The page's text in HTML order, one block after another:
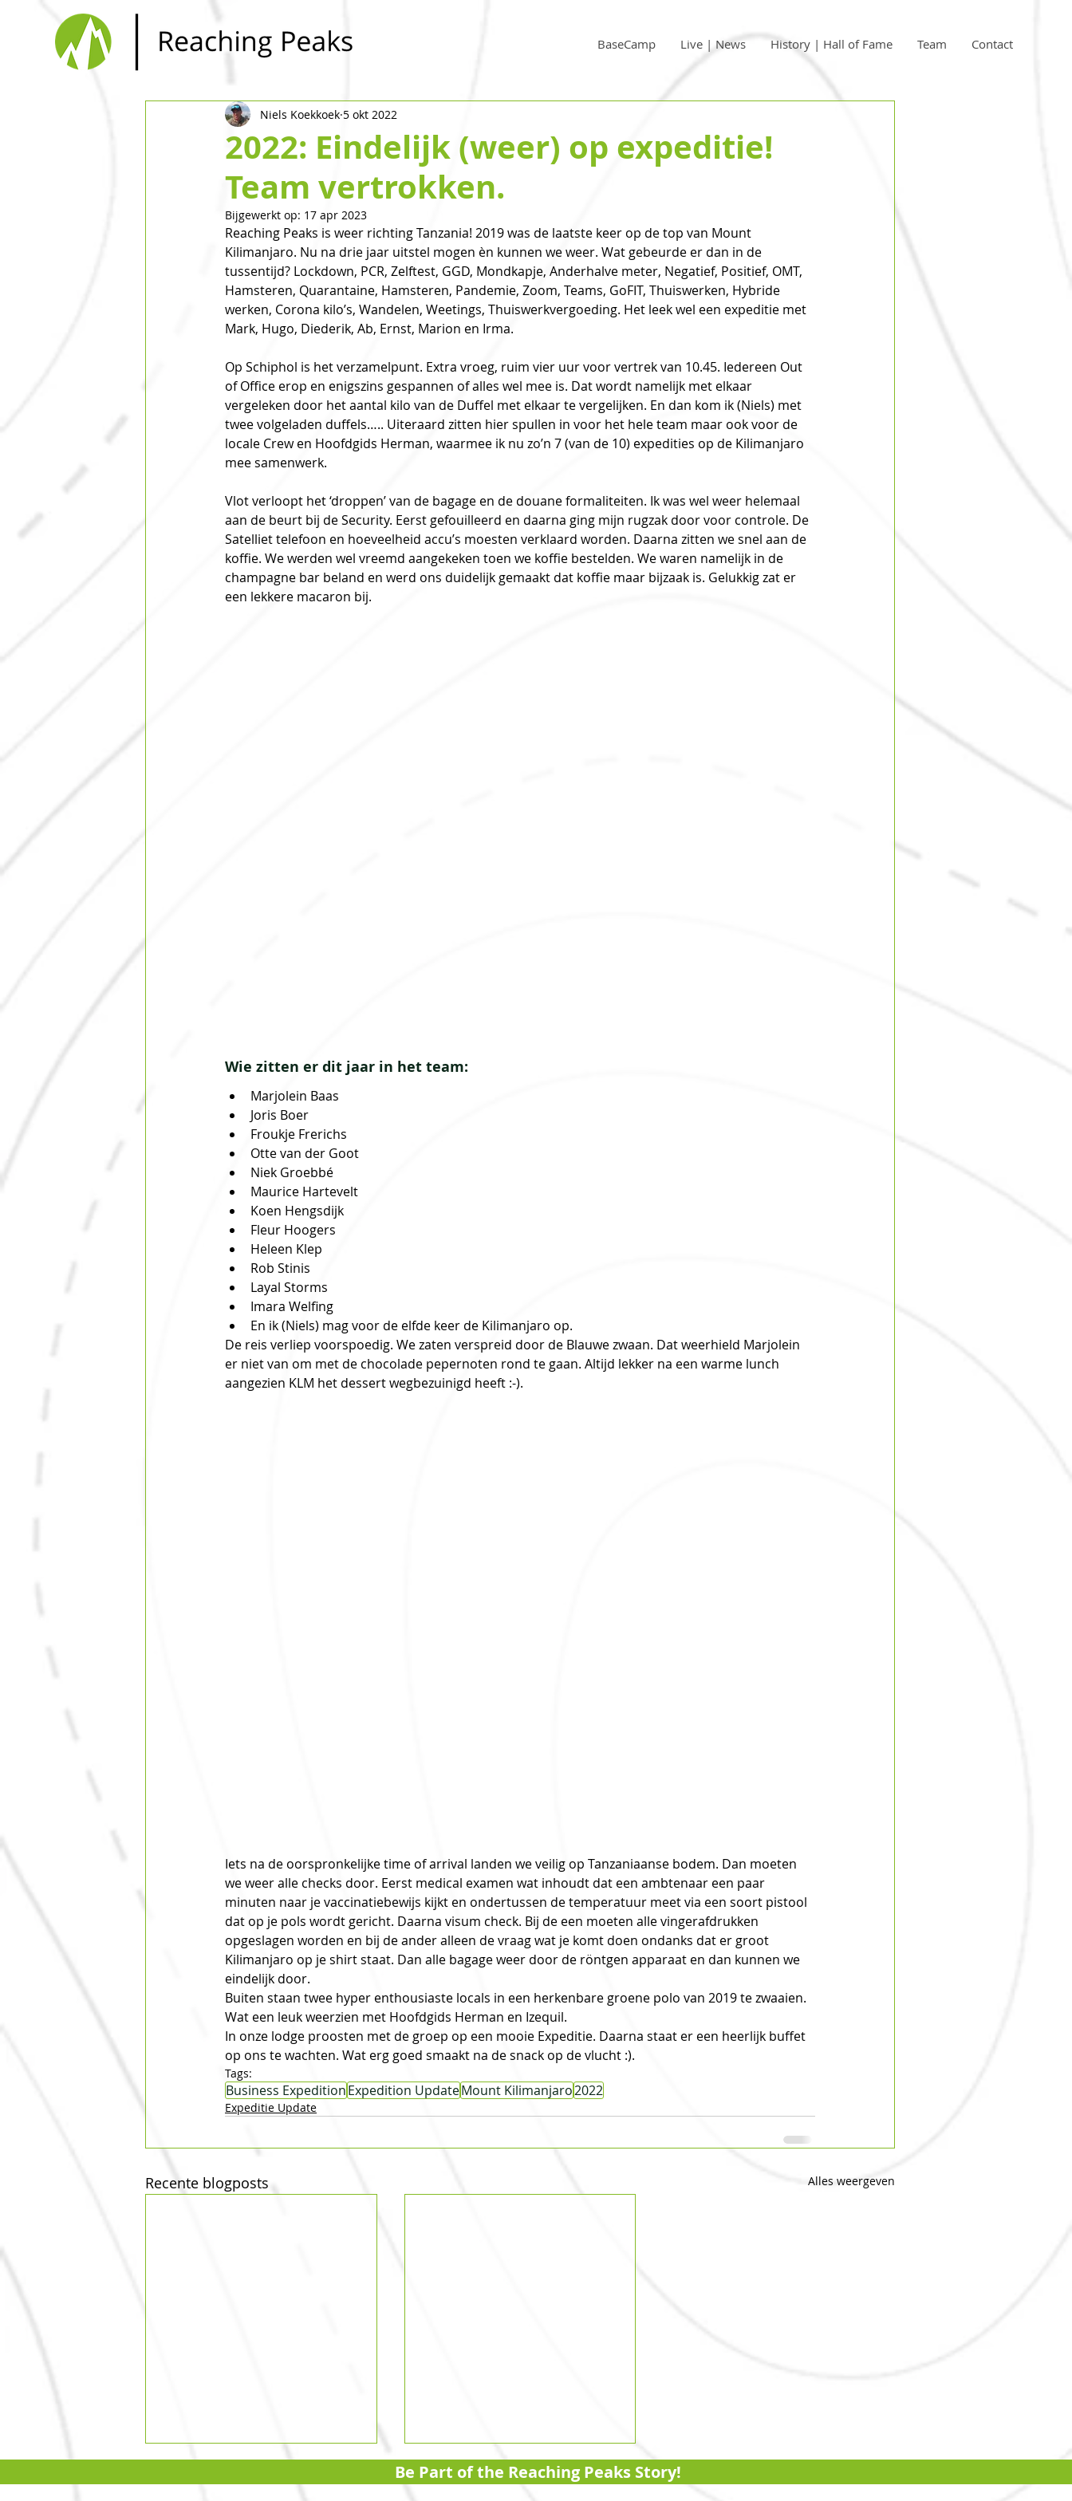
BaseCamp Live | News History | Hall of Fame Team Contact
2022: Eindelijk (weer) op expeditie!
Team vertrokken.
Niels Koekkoek 5 okt 2022
Bijgewerkt op: 17 apr 2023
Reaching Peaks is weer richting Tanzania! 2019 was de laatste keer op de top van Mount
Kilimanjaro. Nu na drie jaar uitstel mogen èn kunnen we weer. Wat gebeurde er dan in de
tussentijd? Lockdown, PCR, Zelftest, GGD, Mondkapje, Anderhalve meter, Negatief, Positief, OMT,
Hamsteren, Quarantaine, Hamsteren, Pandemie, Zoom, Teams, GoFIT, Thuiswerken, Hybride
werken, Corona kilo’s, Wandelen, Weetings, Thuiswerkvergoeding. Het leek wel een expeditie met
Mark, Hugo, Diederik, Ab, Ernst, Marion en Irma.
Op Schiphol is het verzamelpunt. Extra vroeg, ruim vier uur voor vertrek van 10.45. Iedereen Out
of Office erop en enigszins gespannen of alles wel mee is. Dat wordt namelijk met elkaar
vergeleken door het aantal kilo van de Duffel met elkaar te vergelijken. En dan kom ik (Niels) met
twee volgeladen duffels….. Uiteraard zitten hier spullen in voor het hele team maar ook voor de
locale Crew en Hoofdgids Herman, waarmee ik nu zo’n 7 (van de 10) expedities op de Kilimanjaro
mee samenwerk.
Vlot verloopt het ‘droppen’ van de bagage en de douane formaliteiten. Ik was wel weer helemaal
aan de beurt bij de Security. Eerst gefouilleerd en daarna ging mijn rugzak door voor controle. De
Satelliet telefoon en hoeveelheid accu’s moesten verklaard worden. Daarna zitten we snel aan de
koffie. We werden wel vreemd aangekeken toen we koffie bestelden. We waren namelijk in de
champagne bar beland en werd ons duidelijk gemaakt dat koffie maar bijzaak is. Gelukkig zat er
een lekkere macaron bij.
Wie zitten er dit jaar in het team:
Marjolein Baas
Joris Boer
Froukje Frerichs
Otte van der Goot
Niek Groebbé
Maurice Hartevelt
Koen Hengsdijk
Fleur Hoogers
Heleen Klep
Rob Stinis
Layal Storms
Imara Welfing
En ik (Niels) mag voor de elfde keer de Kilimanjaro op.
De reis verliep voorspoedig. We zaten verspreid door de Blauwe zwaan. Dat weerhield Marjolein
er niet van om met de chocolade pepernoten rond te gaan. Altijd lekker na een warme lunch
aangezien KLM het dessert wegbezuinigd heeft :-).
Iets na de oorspronkelijke time of arrival landen we veilig op Tanzaniaanse bodem. Dan moeten
we weer alle checks door. Eerst medical examen wat inhoudt dat een ambtenaar een paar
minuten naar je vaccinatiebewijs kijkt en ondertussen de temperatuur meet via een soort pistool
dat op je pols wordt gericht. Daarna visum check. Bij de een moeten alle vingerafdrukken
opgeslagen worden en bij de ander alleen de vraag wat je komt doen ondanks dat er groot
Kilimanjaro op je shirt staat. Dan alle bagage weer door de röntgen apparaat en dan kunnen we
eindelijk door.
Buiten staan twee hyper enthousiaste locals in een herkenbare groene polo van 2019 te zwaaien.
Wat een leuk weerzien met Hoofdgids Herman en Izequil.
In onze lodge proosten met de groep op een mooie Expeditie. Daarna staat er een heerlijk buffet
op ons te wachten. Wat erg goed smaakt na de snack op de vlucht :).
Tags:
Business ExpeditionExpedition UpdateMount Kilimanjaro2022
Expeditie Update
Recente blogposts Alles weergeven
Be Part of the Reaching Peaks Story!